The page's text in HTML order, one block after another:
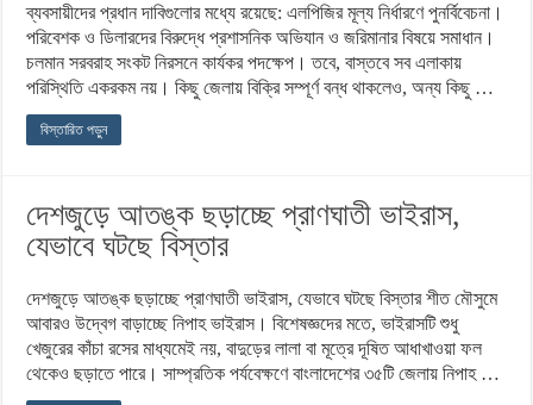
ব্যবসায়ীদের প্রধান দাবিগুলোর মধ্যে রয়েছে: এলপিজির মূল্য নির্ধারণে পুনর্বিবেচনা।
পরিবেশক ও ডিলারদের বিরুদ্ধে প্রশাসনিক অভিযান ও জরিমানার বিষয়ে সমাধান।
চলমান সরবরাহ সংকট নিরসনে কার্যকর পদক্ষেপ। তবে, বাস্তবে সব এলাকায়
পরিস্থিতি একরকম নয়। কিছু জেলায় বিক্রি সম্পূর্ণ বন্ধ থাকলেও, অন্য কিছু …
বিস্তারিত পড়ুন
দেশজুড়ে আতঙ্ক ছড়াচ্ছে প্রাণঘাতী ভাইরাস,
যেভাবে ঘটছে বিস্তার
দেশজুড়ে আতঙ্ক ছড়াচ্ছে প্রাণঘাতী ভাইরাস, যেভাবে ঘটছে বিস্তার শীত মৌসুমে
আবারও উদ্বেগ বাড়াচ্ছে নিপাহ ভাইরাস। বিশেষজ্ঞদের মতে, ভাইরাসটি শুধু
খেজুরের কাঁচা রসের মাধ্যমেই নয়, বাদুড়ের লালা বা মূত্রে দূষিত আধাখাওয়া ফল
থেকেও ছড়াতে পারে। সাম্প্রতিক পর্যবেক্ষণে বাংলাদেশের ৩৫টি জেলায় নিপাহ …